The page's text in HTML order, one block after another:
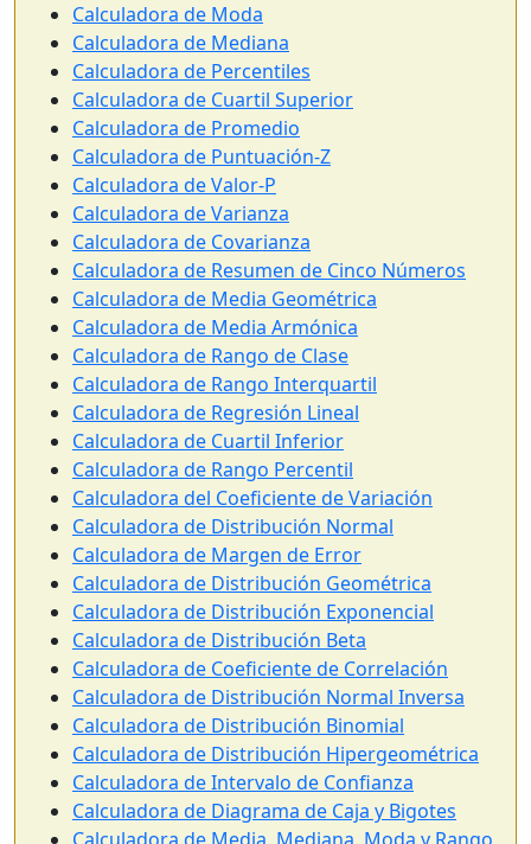
Calculadora de Moda
Calculadora de Mediana
Calculadora de Percentiles
Calculadora de Cuartil Superior
Calculadora de Promedio
Calculadora de Puntuación-Z
Calculadora de Valor-P
Calculadora de Varianza
Calculadora de Covarianza
Calculadora de Resumen de Cinco Números
Calculadora de Media Geométrica
Calculadora de Media Armónica
Calculadora de Rango de Clase
Calculadora de Rango Interquartil
Calculadora de Regresión Lineal
Calculadora de Cuartil Inferior
Calculadora de Rango Percentil
Calculadora del Coeficiente de Variación
Calculadora de Distribución Normal
Calculadora de Margen de Error
Calculadora de Distribución Geométrica
Calculadora de Distribución Exponencial
Calculadora de Distribución Beta
Calculadora de Coeficiente de Correlación
Calculadora de Distribución Normal Inversa
Calculadora de Distribución Binomial
Calculadora de Distribución Hipergeométrica
Calculadora de Intervalo de Confianza
Calculadora de Diagrama de Caja y Bigotes